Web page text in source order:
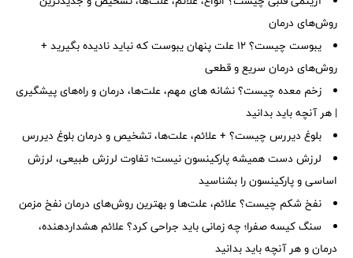
روش‌های درمان
یبوست چیست؟ ۱۲ علت پنهان یبوست که نباید نادیده بگیرید +
روش‌های درمان سریع و قطعی
زخم معده چیست؟ نشانه های مهم، علت‌ها، درمان و راه‌های پیشگیری
| هر آنچه باید بدانید
بلوغ دیررس چیست؟ + علائم، علت‌ها، تشخیص و درمان بلوغ دیررس
لرزش دست همیشه پارکینسون نیست؛ تفاوت لرزش طبیعی، لرزش
اساسی و پارکینسون را بشناسید
نفخ شکم چیست؟ علائم، علت‌ها و بهترین روش‌های درمان نفخ مزمن
سنگ کیسه صفرا؛ چه زمانی باید جراحی کرد؟ علائم هشداردهنده،
درمان و هر آنچه باید بدانید